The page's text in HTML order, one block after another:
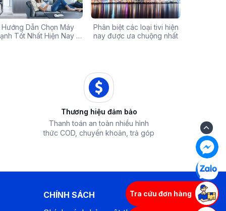
Tra cứu đơn hàng
Hãng Giá Rẻ –
Ưu Đãi Chỉ Có Tại
Tivi sale khủng đến 60%:
Cơ hội sở hữu chiếc tivi
50% - Cơ hội
Hướng Dẫn Chọn Máy
Tốt Nhất Hiện Nay –
Phân biệt các loại tivi hiện
nay được ưa chuộng nhất
Thương hiệu đảm bảo
Thanh toán an toàn nhiều hình
thức COD, chuyển khoản, trả góp
CHÍNH SÁCH